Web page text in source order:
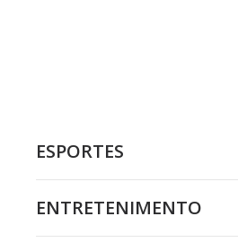
ESPORTES
ENTRETENIMENTO